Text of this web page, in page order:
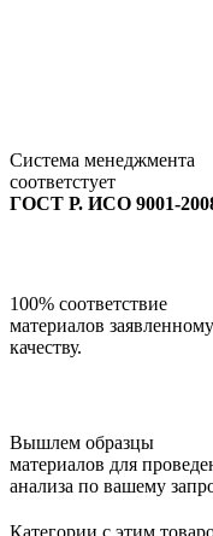
Система менеджмента
соответстует
ГОСТ Р. ИСО 9001-
100% соответствие
материалов заявленному
качеству.
Вышлем образцы
материалов для
анализа по вашему
Категории с этим